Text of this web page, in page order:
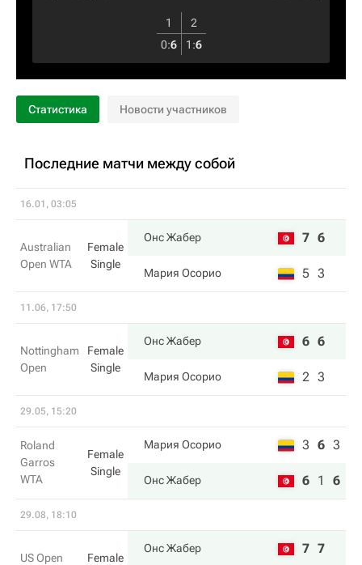
1
2
0:6 1 :6
Статистика Новости участников
Последние матчи между собой
16.01, 03:05
Australian
Open WTA
Female
Single
Онс Жабер 7 6
Мария Осорио 5 3
11.06, 17:50
Nottingham
Open
Female
Single
Онс Жабер 6 6
Мария Осорио 2 3
29.05, 15:20
Roland
Garros
WTA
Female
Single
Мария Осорио 3 6 3
Онс Жабер 6 1 6
29.08, 18:10
US Open
Female
Онс Жабер 7 7